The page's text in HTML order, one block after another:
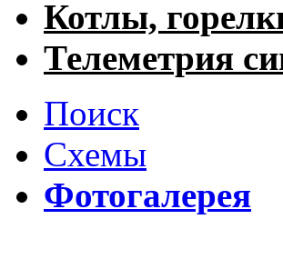
Котлы,
Телеметрия
Поиск
Схемы
Фотогалерея